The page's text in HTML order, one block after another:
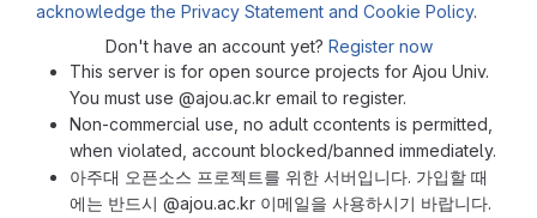
This server is for open source projects for Ajou Univ.
You must use @ajou.ac.kr email to register.
Non-commercial use, no adult ccontents is permitted,
when violated, account blocked/banned immediately.
아주대 오픈소스 프로젝트를 위한 서버입니다. 가입할 때
에는 반드시 @ajou.ac.kr 이메일을 사용하시기 바랍니다.
acknowledge the Privacy Statement and Cookie Policy.
Don't have an account yet? Register now